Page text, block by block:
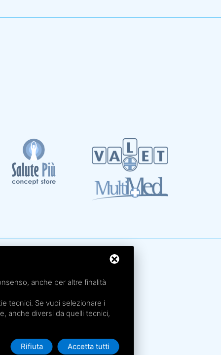
Felsinee
dell’Agriturismo - Villaggio della Salute Più
Acquabios
anche per altre finalità
tecnici. Se vuoi selezionare i
anche diversi da quelli tecnici,
Rifiuta Accetta tutti